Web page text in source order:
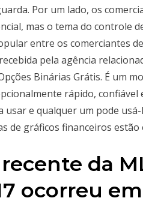
Por um lado, os
mas o tema do controle
entre os comerciantes
pela agência
Binárias Grátis. É um
rápido, confiável
usar e qualquer um pode
de gráficos financeiros estão
da
ocorreu